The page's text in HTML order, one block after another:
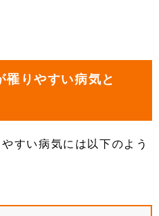
罹りやすい病気と
すい病気には以下のよう